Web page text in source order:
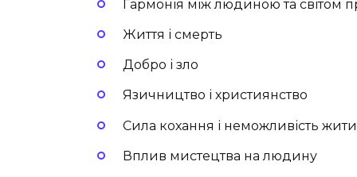
Гармонія між людиною та світом
Життя і смерть
Добро і зло
Язичництво і християнство
Сила кохання і неможливість
Вплив мистецтва на людину